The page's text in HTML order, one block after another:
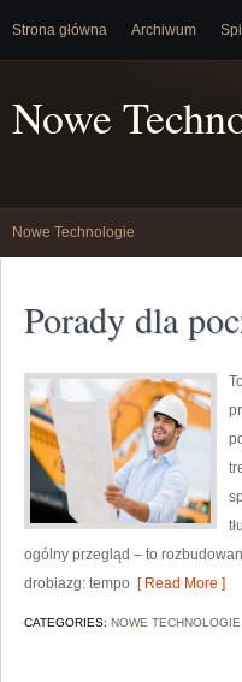
Strona główna Archiwum
Nowe
Nowe Technologie
Porady dla
ogólny przegląd – to
drobiazg: tempo [ Read More ]
CATEGORIES: NOWE TECHNOLOGIE